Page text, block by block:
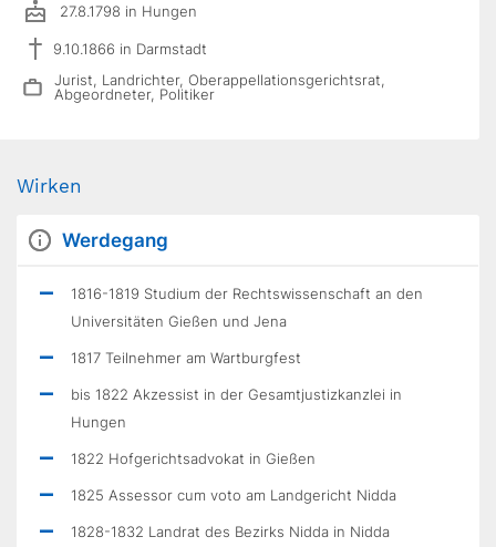
27.8.1798 in Hungen
9.10.1866 in Darmstadt
Jurist, Landrichter, Oberappellationsgerichtsrat,
Abgeordneter, Politiker
Wirken
Werdegang
1816-1819 Studium der Rechtswissenschaft an den
Universitäten Gießen und Jena
1817 Teilnehmer am Wartburgfest
bis 1822 Akzessist in der Gesamtjustizkanzlei in
Hungen
1822 Hofgerichtsadvokat in Gießen
1825 Assessor cum voto am Landgericht Nidda
1828-1832 Landrat des Bezirks Nidda in Nidda